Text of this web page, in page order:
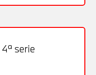
serie